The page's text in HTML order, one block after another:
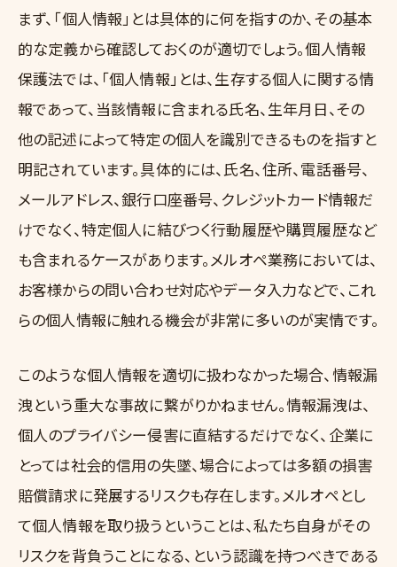
まず、「個人情報」とは具体的に何を指すのか、その基本
的な定義から確認しておくのが適切でしょう。個人情報
保護法では、「個人情報」とは、生存する個人に関する情
報であって、当該情報に含まれる氏名、生年月日、その
他の記述によって特定の個人を識別できるものを指すと
明記されています。具体的には、氏名、住所、電話番号、
メールアドレス、銀行口座番号、クレジットカード情報だ
けでなく、特定個人に結びつく行動履歴や購買履歴など
も含まれるケースがあります。メルオペ業務においては、
お客様からの問い合わせ対応やデータ入力などで、これ
らの個人情報に触れる機会が非常に多いのが実情です。
このような個人情報を適切に扱わなかった場合、情報漏
洩という重大な事故に繋がりかねません。情報漏洩は、
個人のプライバシー侵害に直結するだけでなく、企業に
とっては社会的信用の失墜、場合によっては多額の損害
賠償請求に発展するリスクも存在します。メルオペとし
て個人情報を取り扱うということは、私たち自身がその
リスクを背負うことになる、という認識を持つべきである